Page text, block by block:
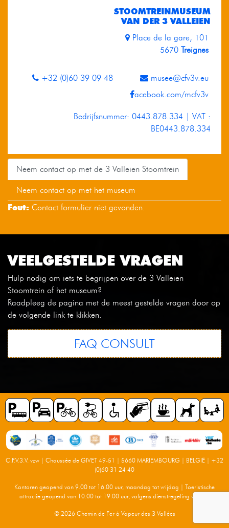
STOOMTREINMUSEUM
VAN DER 3 VALLEIEN
Place de la gare, 101
5670Treignes
+32 (0)60 39 09 48
musee@cfv3v.eu
acebook.com/mcfv3v
Bedrijfsnummer: 0443.878.334 | VAT :
BE0443.878.334
Neem contact op met de 3 Valleien Stoomtrein
Neem contact op met het museum
Fout: Contact formulier niet gevonden.
VEELGESTELDE VRAGEN
Hulp nodig om iets te begrijpen over de 3 Valleien
Stoomtrein of het museum?
Raadpleeg de pagina met de meest gestelde vragen door op
de volgende link te klikken.
FAQ CONSULT
C.F.V.3.V. vzw | Chaussée de GIVET 49-51 | 5660 MARIEMBOURG | BELGIË | +32
(0)60 31 24 40
Kantoren geopend van 9.00 tot 16.00 uur, maandag tot vrijdag | Toeristische
attractie geopend van 10.00 tot 19.00 uur, volgens dienstregeling verkeer
© 2026 Chemin de Fer à Vapeur des 3 Vallées